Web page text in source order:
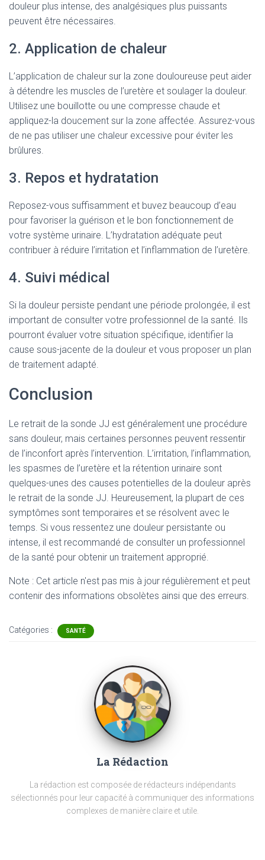
douleur plus intense, des analgésiques plus puissants
peuvent être nécessaires.
2. Application de chaleur
L’application de chaleur sur la zone douloureuse peut aider
à détendre les muscles de l’uretère et soulager la douleur.
Utilisez une bouillotte ou une compresse chaude et
appliquez-la doucement sur la zone affectée. Assurez-vous
de ne pas utiliser une chaleur excessive pour éviter les
brûlures.
3. Repos et hydratation
Reposez-vous suffisamment et buvez beaucoup d’eau
pour favoriser la guérison et le bon fonctionnement de
votre système urinaire. L’hydratation adéquate peut
contribuer à réduire l’irritation et l’inflammation de l’uretère.
4. Suivi médical
Si la douleur persiste pendant une période prolongée, il est
important de consulter votre professionnel de la santé. Ils
pourront évaluer votre situation spécifique, identifier la
cause sous-jacente de la douleur et vous proposer un plan
de traitement adapté.
Conclusion
Le retrait de la sonde JJ est généralement une procédure
sans douleur, mais certaines personnes peuvent ressentir
de l’inconfort après l’intervention. L’irritation, l’inflammation,
les spasmes de l’uretère et la rétention urinaire sont
quelques-unes des causes potentielles de la douleur après
le retrait de la sonde JJ. Heureusement, la plupart de ces
symptômes sont temporaires et se résolvent avec le
temps. Si vous ressentez une douleur persistante ou
intense, il est recommandé de consulter un professionnel
de la santé pour obtenir un traitement approprié.
Note : Cet article n'est pas mis à jour régulièrement et peut
contenir des informations obsolètes ainsi que des erreurs.
Catégories : SANTÉ
La Rédaction
La rédaction est composée de rédacteurs indépendants
sélectionnés pour leur capacité à communiquer des informations
complexes de manière claire et utile.